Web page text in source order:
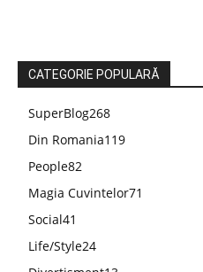
CATEGORIE POPULARĂ
SuperBlog268
Din Romania119
People82
Magia Cuvintelor71
Social41
Life/Style24